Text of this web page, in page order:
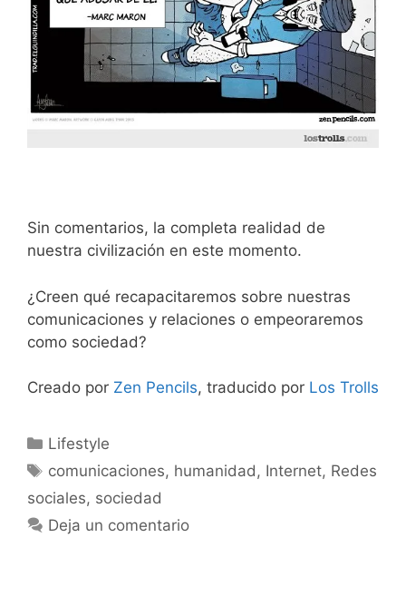
Sin comentarios, la completa realidad de
nuestra civilización en este momento.
¿Creen qué recapacitaremos sobre nuestras
comunicaciones y relaciones o empeoraremos
como sociedad?
Creado por Zen Pencils, traducido por Los Trolls
Categorías
Lifestyle
Etiquetas
comunicaciones, humanidad, Internet, Redes
sociales, sociedad
Deja un comentario